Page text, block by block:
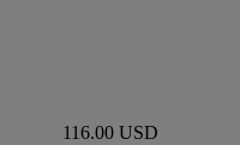
116.00 USD